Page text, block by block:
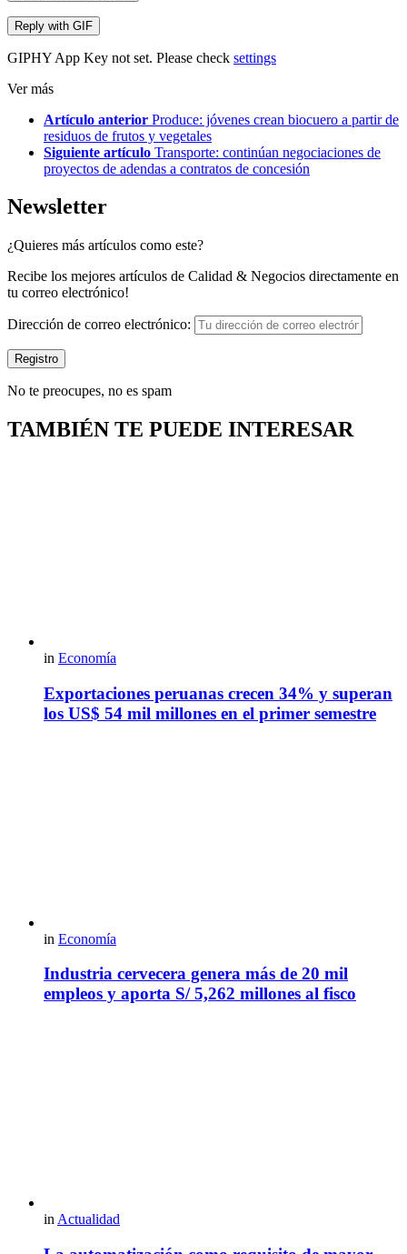
Reply with GIF
GIPHY App Key not set. Please check settings
Ver más
Artículo anterior Produce: jóvenes crean biocuero a partir de
residuos de frutos y vegetales
Siguiente artículo Transporte: continúan negociaciones de
proyectos de adendas a contratos de concesión
Newsletter
¿Quieres más artículos como este?
Recibe los mejores artículos de Calidad & Negocios directamente en
tu correo electrónico!
Dirección de correo electrónico:
No te preocupes, no es spam
TAMBIÉN TE PUEDE INTERESAR
in Economía
Exportaciones peruanas crecen 34% y superan
los US$ 54 mil millones en el primer semestre
in Economía
Industria cervecera genera más de 20 mil
empleos y aporta S/ 5,262 millones al fisco
in Actualidad